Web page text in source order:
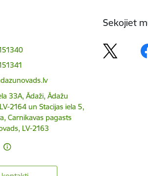
33A, Ādaži, Ādažu
2164 un Stacijas iela 5,
Carnikavas pagasts
LV-2163
Sekojiet